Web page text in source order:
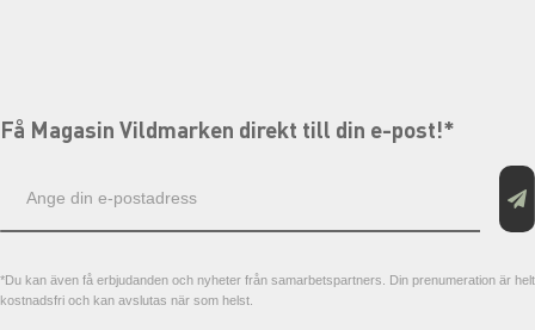
Få Magasin Vildmarken direkt till din e-post!*
postadress
*Du kan även få erbjudanden och nyheter från samarbetspartners. Din prenumeration är helt
kostnadsfri och kan avslutas när som helst.